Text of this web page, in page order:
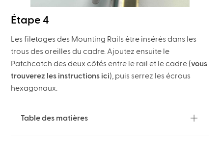
Étape 4
Les filetages des Mounting Rails être insérés dans les
trous des oreilles du cadre. Ajoutez ensuite le
Patchcatch des deux côtés entre le rail et le cadre (vous
trouverez les instructions ici), puis serrez les écrous
hexagonaux.
Table des matières